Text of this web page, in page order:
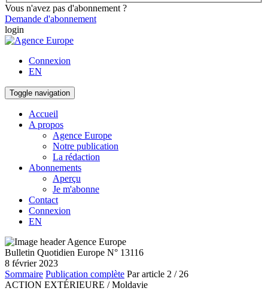
Vous n'avez pas d'abonnement ?
Demande d'abonnement
login
Connexion
EN
Toggle navigation
Accueil
A propos
Agence Europe
Notre publication
La rédaction
Abonnements
Aperçu
Je m'abonne
Contact
Connexion
EN
Bulletin Quotidien Europe N° 13116
8 février 2023
Sommaire Publication complète Par article 2 / 26
ACTION EXTÉRIEURE / Moldavie